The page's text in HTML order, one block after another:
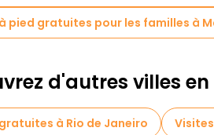
pied gratuites pour les familles à
d'autres villes en
à Rio de Janeiro